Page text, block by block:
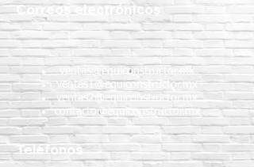
Correos electrónicos
ventas@equiconstructor.mx
ventas1@equiconstructor.mx
ventas2@equiconstructor.mx
contacto@equiconstructor.mx
Teléfonos